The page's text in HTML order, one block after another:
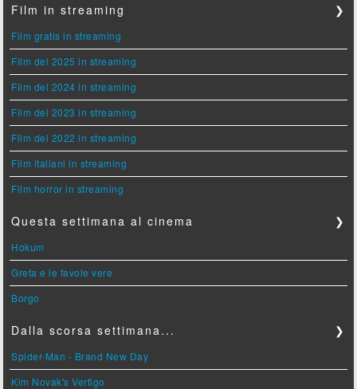
Film in streaming ❯
Film gratis in streaming
Film del 2025 in streaming
Film del 2024 in streaming
Film del 2023 in streaming
Film del 2022 in streaming
Film italiani in streaming
Film horror in streaming
Questa settimana al cinema ❯
Hokum
Greta e le favole vere
Borgo
Dalla scorsa settimana... ❯
Spider-Man - Brand New Day
Kim Novak's Vertigo